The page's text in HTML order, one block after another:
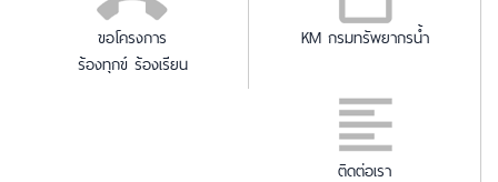
ขอโครงการ
ร้องทุกข์ ร้องเรียน
KM กรมทรัพยากรน้ำ
ติดต่อเรา